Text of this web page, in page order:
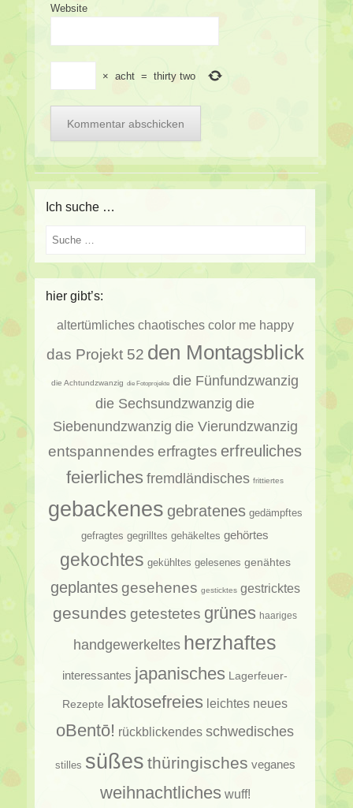
Website
× acht = thirty two
Ich suche …
Suche
hier gibt’s:
altertümliches chaotisches color me happy
das Projekt 52 den Montagsblick
die Achtundzwanzig die Fotoprojekte die Fünfundzwanzig
die Sechsundzwanzig die
Siebenundzwanzig die Vierundzwanzig
entspannendes erfragtes erfreuliches
feierliches fremdländisches frittiertes
gebackenes gebratenes gedämpftes
gefragtes gegrilltes gehäkeltes gehörtes
gekochtes gekühltes gelesenes genähtes
geplantesgesehenes gesticktes gestricktes
gesundes getestetes grünes haariges
handgewerkeltes herzhaftes
interessantes japanisches Lagerfeuer-
Rezepte laktosefreies leichtes neues
oBentō! rückblickendes schwedisches
stilles süßes thüringisches veganes
weihnachtliches wuff!